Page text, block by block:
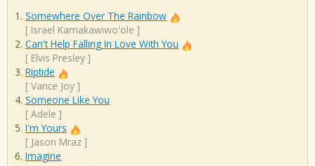
Somewhere Over The Rainbow
[ Israel Kamakawiwo'ole ]
Can't Help Falling In Love With You
[ Elvis Presley ]
Riptide
[ Vance Joy ]
Someone Like You
[ Adele ]
I'm Yours
[ Jason Mraz ]
Imagine